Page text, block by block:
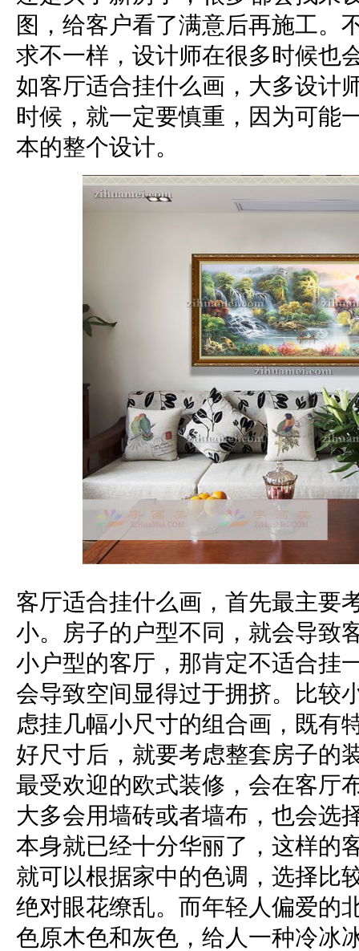
图，给客户看了满意后再施工。
求不一样，设计师在很多时候也
如客厅适合挂什么画，大多设计
时候，就一定要慎重，因为可能
本的整个设计。
客厅适合挂什么画，首先最主要
小。房子的户型不同，就会导致
小户型的客厅，那肯定不适合挂
会导致空间显得过于拥挤。比较
虑挂几幅小尺寸的组合画，既有
好尺寸后，就要考虑整套房子的
最受欢迎的欧式装修，会在客厅
大多会用墙砖或者墙布，也会选
本身就已经十分华丽了，这样的
就可以根据家中的色调，选择比
绝对眼花缭乱。而年轻人偏爱的
色原木色和灰色，给人一种冷冰